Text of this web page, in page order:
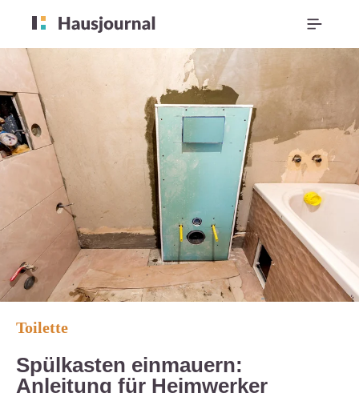
Toilette
Spülkasten einmauern:
Anleitung für Heimwerker